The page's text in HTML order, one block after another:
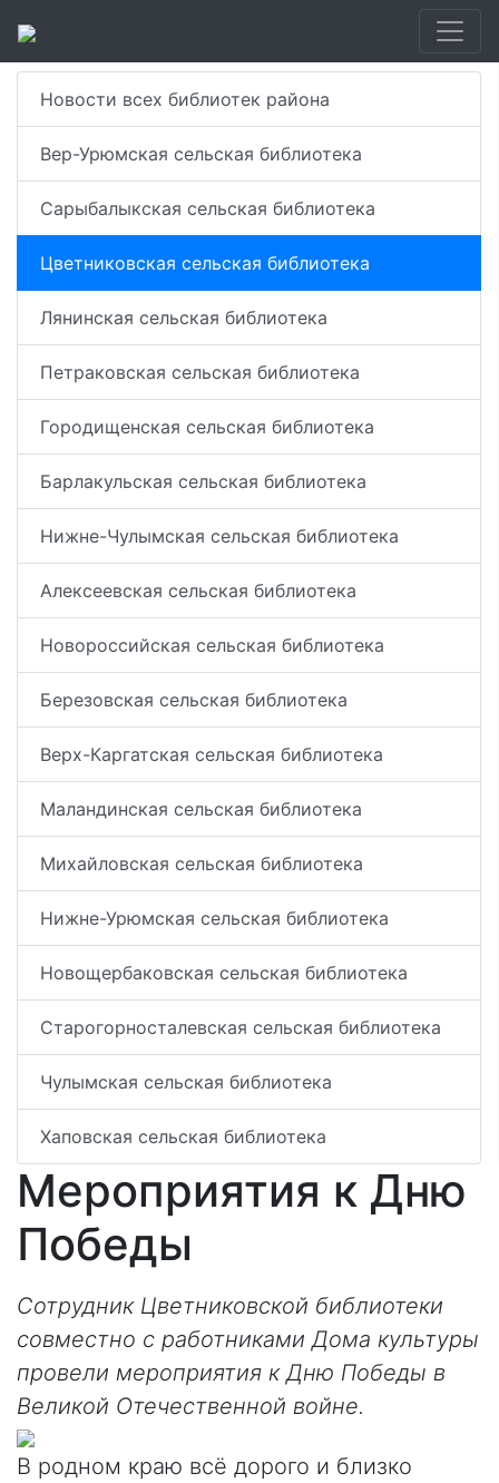
Новости всех библиотек района
Вер-Урюмская сельская библиотека
Сарыбалыкская сельская библиотека
Цветниковская сельская библиотека
Лянинская сельская библиотека
Петраковская сельская библиотека
Городищенская сельская библиотека
Барлакульская сельская библиотека
Нижне-Чулымская сельская библиотека
Алексеевская сельская библиотека
Новороссийская сельская библиотека
Березовская сельская библиотека
Верх-Каргатская сельская библиотека
Маландинская сельская библиотека
Михайловская сельская библиотека
Нижне-Урюмская сельская библиотека
Новощербаковская сельская библиотека
Старогорносталевская сельская библиотека
Чулымская сельская библиотека
Хаповская сельская библиотека
Мероприятия к Дню
Победы
Сотрудник Цветниковской библиотеки
совместно с работниками Дома культуры
провели мероприятия к Дню Победы в
Великой Отечественной войне.
В родном краю всё дорого и близко